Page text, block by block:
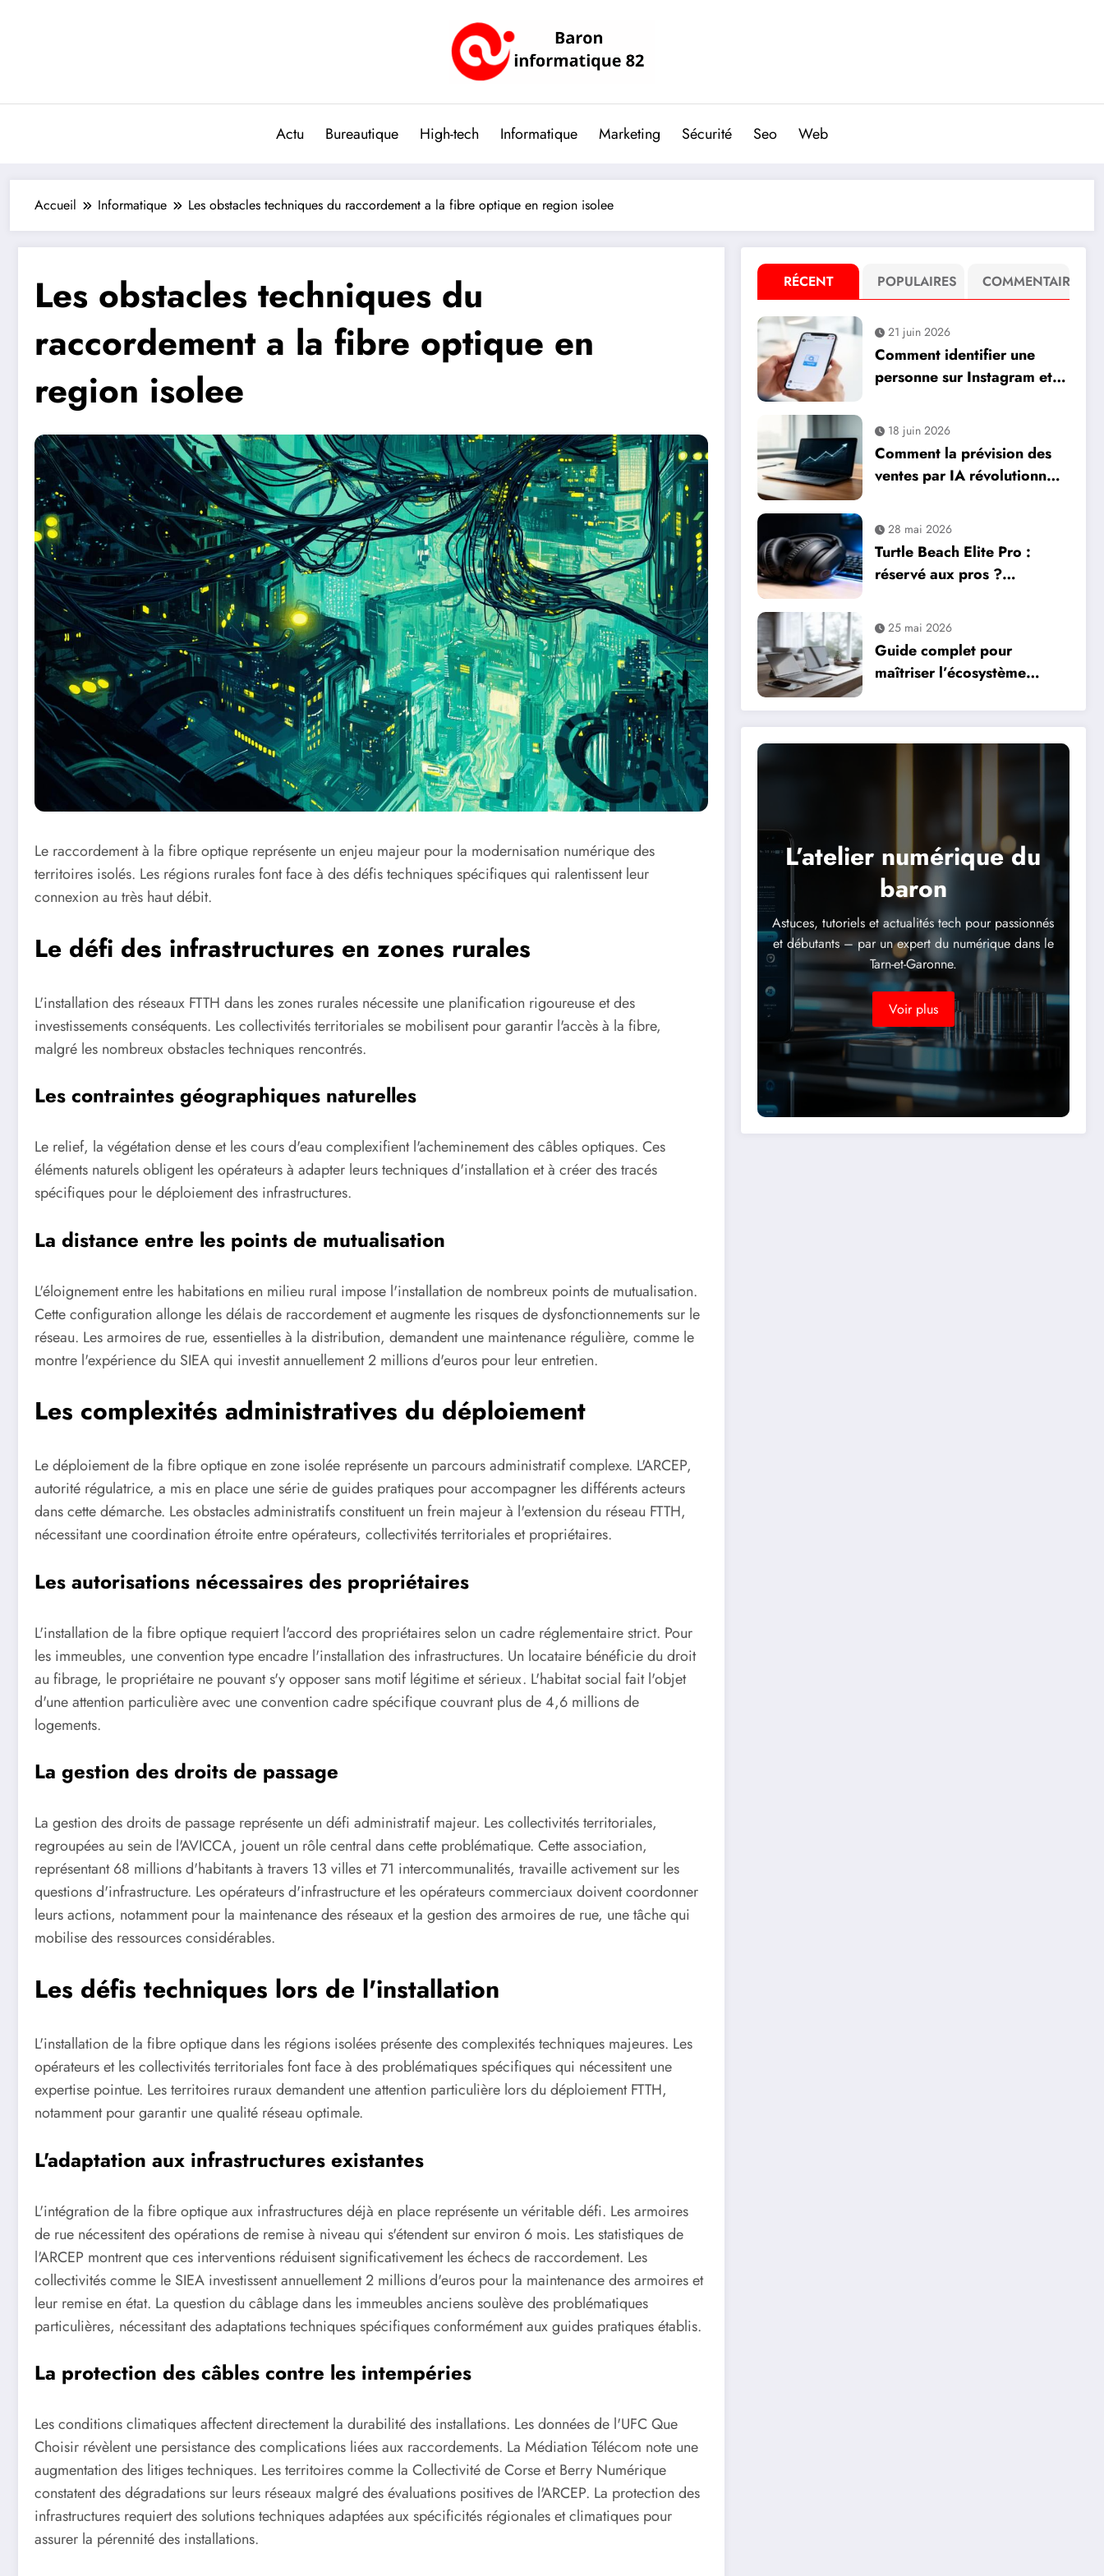
Actu Bureautique High-tech Informatique Marketing Sécurité Seo Web
Accueil Informatique Les obstacles techniques du raccordement a la fibre optique en region isolee
Les obstacles techniques du
raccordement a la fibre optique en
region isolee
Le raccordement à la fibre optique représente un enjeu majeur pour la modernisation numérique des
territoires isolés. Les régions rurales font face à des défis techniques spécifiques qui ralentissent leur
connexion au très haut débit.
Le défi des infrastructures en zones rurales
L'installation des réseaux FTTH dans les zones rurales nécessite une planification rigoureuse et des
investissements conséquents. Les collectivités territoriales se mobilisent pour garantir l'accès à la fibre,
malgré les nombreux obstacles techniques rencontrés.
Les contraintes géographiques naturelles
Le relief, la végétation dense et les cours d'eau complexifient l'acheminement des câbles optiques. Ces
éléments naturels obligent les opérateurs à adapter leurs techniques d'installation et à créer des tracés
spécifiques pour le déploiement des infrastructures.
La distance entre les points de mutualisation
L'éloignement entre les habitations en milieu rural impose l'installation de nombreux points de mutualisation.
Cette configuration allonge les délais de raccordement et augmente les risques de dysfonctionnements sur le
réseau. Les armoires de rue, essentielles à la distribution, demandent une maintenance régulière, comme le
montre l'expérience du SIEA qui investit annuellement 2 millions d'euros pour leur entretien.
Les complexités administratives du déploiement
Le déploiement de la fibre optique en zone isolée représente un parcours administratif complexe. L'ARCEP,
autorité régulatrice, a mis en place une série de guides pratiques pour accompagner les différents acteurs
dans cette démarche. Les obstacles administratifs constituent un frein majeur à l'extension du réseau FTTH,
nécessitant une coordination étroite entre opérateurs, collectivités territoriales et propriétaires.
Les autorisations nécessaires des propriétaires
L'installation de la fibre optique requiert l'accord des propriétaires selon un cadre réglementaire strict. Pour
les immeubles, une convention type encadre l'installation des infrastructures. Un locataire bénéficie du droit
au fibrage, le propriétaire ne pouvant s'y opposer sans motif légitime et sérieux. L'habitat social fait l'objet
d'une attention particulière avec une convention cadre spécifique couvrant plus de 4,6 millions de
logements.
La gestion des droits de passage
La gestion des droits de passage représente un défi administratif majeur. Les collectivités territoriales,
regroupées au sein de l'AVICCA, jouent un rôle central dans cette problématique. Cette association,
représentant 68 millions d'habitants à travers 13 villes et 71 intercommunalités, travaille activement sur les
questions d'infrastructure. Les opérateurs d'infrastructure et les opérateurs commerciaux doivent coordonner
leurs actions, notamment pour la maintenance des réseaux et la gestion des armoires de rue, une tâche qui
mobilise des ressources considérables.
Les défis techniques lors de l'installation
L'installation de la fibre optique dans les régions isolées présente des complexités techniques majeures. Les
opérateurs et les collectivités territoriales font face à des problématiques spécifiques qui nécessitent une
expertise pointue. Les territoires ruraux demandent une attention particulière lors du déploiement FTTH,
notamment pour garantir une qualité réseau optimale.
L'adaptation aux infrastructures existantes
L'intégration de la fibre optique aux infrastructures déjà en place représente un véritable défi. Les armoires
de rue nécessitent des opérations de remise à niveau qui s'étendent sur environ 6 mois. Les statistiques de
l'ARCEP montrent que ces interventions réduisent significativement les échecs de raccordement. Les
collectivités comme le SIEA investissent annuellement 2 millions d'euros pour la maintenance des armoires et
leur remise en état. La question du câblage dans les immeubles anciens soulève des problématiques
particulières, nécessitant des adaptations techniques spécifiques conformément aux guides pratiques établis.
La protection des câbles contre les intempéries
Les conditions climatiques affectent directement la durabilité des installations. Les données de l'UFC Que
Choisir révèlent une persistance des complications liées aux raccordements. La Médiation Télécom note une
augmentation des litiges techniques. Les territoires comme la Collectivité de Corse et Berry Numérique
constatent des dégradations sur leurs réseaux malgré des évaluations positives de l'ARCEP. La protection des
infrastructures requiert des solutions techniques adaptées aux spécificités régionales et climatiques pour
assurer la pérennité des installations.
RÉCENT POPULAIRES COMMENTAIRE
21 juin 2026
Comment identifier une
personne sur Instagram et
tag : paramètres essentiels
pour votre business
18 juin 2026
Comment la prévision des
ventes par IA révolutionne
28 mai 2026
Turtle Beach Elite Pro :
réservé aux pros ?
transforme votre
expérience de jeu
25 mai 2026
Guide complet pour
maîtriser l’écosystème
L’atelier numérique du
baron
Astuces, tutoriels et actualités tech pour passionnés
et débutants – par un expert du numérique dans le
Tarn-et-Garonne.
Voir plus